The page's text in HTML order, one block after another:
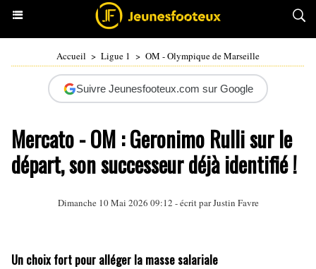
Accueil > Ligue 1 > OM - Olympique de Marseille
Suivre Jeunesfooteux.com sur Google
Mercato - OM : Geronimo Rulli sur le
départ, son successeur déjà identifié !
Dimanche 10 Mai 2026 09:12 - écrit parJustin Favre
Un choix fort pour alléger la masse salariale